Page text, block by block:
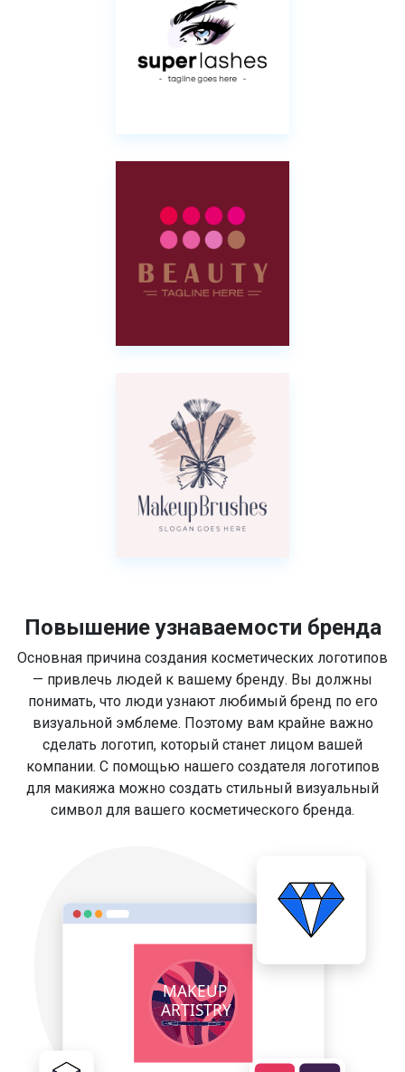
Повышение узнаваемости бренда
Основная причина создания косметических логотипов
— привлечь людей к вашему бренду. Вы должны
понимать, что люди узнают любимый бренд по его
визуальной эмблеме. Поэтому вам крайне важно
сделать логотип, который станет лицом вашей
компании. С помощью нашего создателя логотипов
для макияжа можно создать стильный визуальный
символ для вашего косметического бренда.